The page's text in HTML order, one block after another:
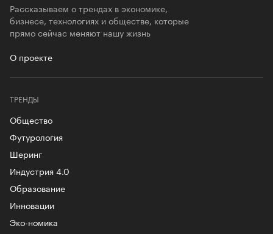
Рассказываем о трендах в экономике,
бизнесе, технологиях и обществе, которые
прямо сейчас меняют нашу жизнь
О проекте
ТРЕНДЫ
Общество
Футурология
Шеринг
Индустрия 4.0
Образование
Инновации
Эко-номика